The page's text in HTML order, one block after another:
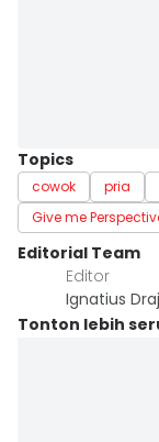
Topics
cowok pria
Give me
Editorial Team
Editor
Ignatius
Tonton lebih